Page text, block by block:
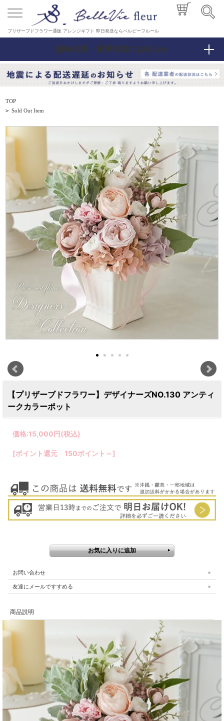
プリザーブドフラワー通販 アレンジギフト 即日発送ならベルビーフルール
臨時休業・夏季休暇のお知らせ
TOP
> Sold Out Item
【プリザーブドフラワー】デザイナーズNO.130 アンティ
ークカラーポット
価格:15,000円(税込)
[ポイント還元 150ポイント～]
お問い合わせ
友達にメールですすめる
商品説明